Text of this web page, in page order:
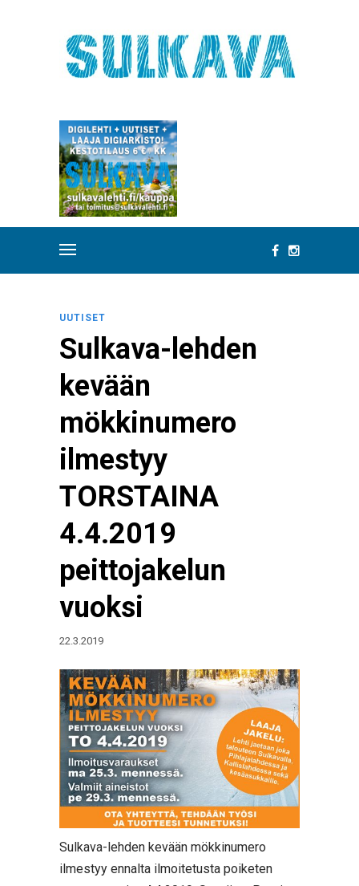
UUTISET
Sulkava-lehden
kevään
mökkinumero
ilmestyy
TORSTAINA
4.4.2019
peittojakelun
vuoksi
22.3.2019
Sulkava-lehden kevään mökkinumero
ilmestyy ennalta ilmoitetusta poiketen